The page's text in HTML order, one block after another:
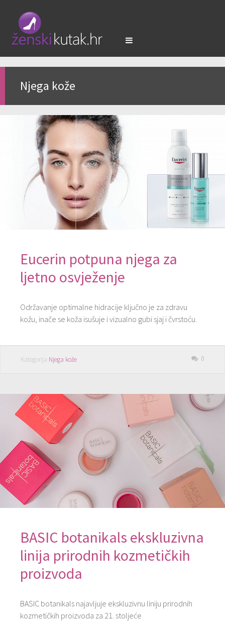
Njega kože
Eucerin potpuna njega za
ljetno osvježenje
Održavanje optimalne hidracije ključno je za zdravu
kožu, inače se koža isušuje i vizualno gubi sjaj i čvrstoću.
Kategorija Njega kože 0
BASIC botanikals ekskluzivna
linija prirodnih kozmetičkih
proizvoda
BASIC botanikals najavljuje ekskluzivnu liniju prirodnih
kozmetičkih proizvoda za 21. stoljeće